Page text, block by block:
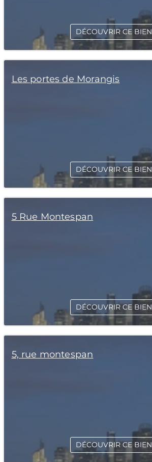
DÉCOUVRIR CE BIEN
Les portes de Morangis
DÉCOUVRIR CE BIEN
5 Rue Montespan
DÉCOUVRIR CE BIEN
5, rue montespan
DÉCOUVRIR CE BIEN